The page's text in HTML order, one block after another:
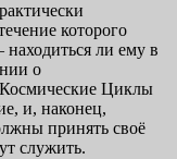
которого
ли ему в
о
Циклы
и, наконец,
принять своё
служить.